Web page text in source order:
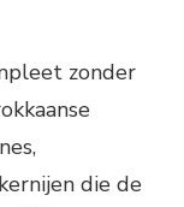
zonder
die de